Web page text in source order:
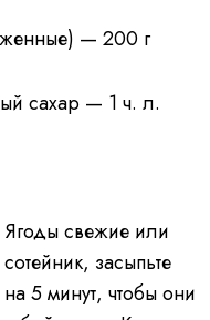
— 200 г
сахар — 1 ч. л.
Ягоды свежие или
засыпьте
5 минут, чтобы они